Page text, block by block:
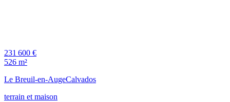
231 600 €
526 m²
Le Breuil-en-AugeCalvados
terrain et maison